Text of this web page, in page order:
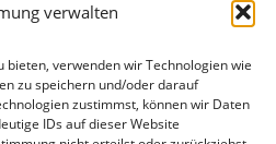
verwalten
bieten, verwenden wir Technologien wie
zu speichern und/oder darauf
zustimmst, können wir Daten
IDs auf dieser Website